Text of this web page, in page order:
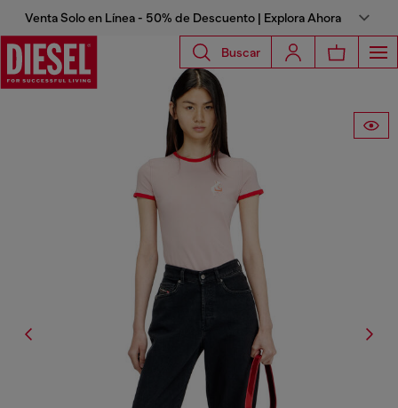
Venta Solo en Línea - 50% de Descuento | Explora Ahora
Buscar